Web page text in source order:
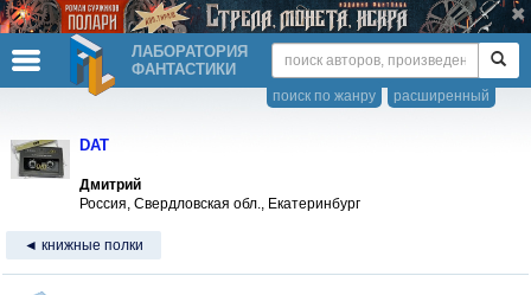
ЛАБОРАТОРИЯ
ФАНТАСТИКИ
расширенный
поиск по жанру
DAT
Дмитрий
Россия, Свердловская обл., Екатеринбург
◄ книжные полки